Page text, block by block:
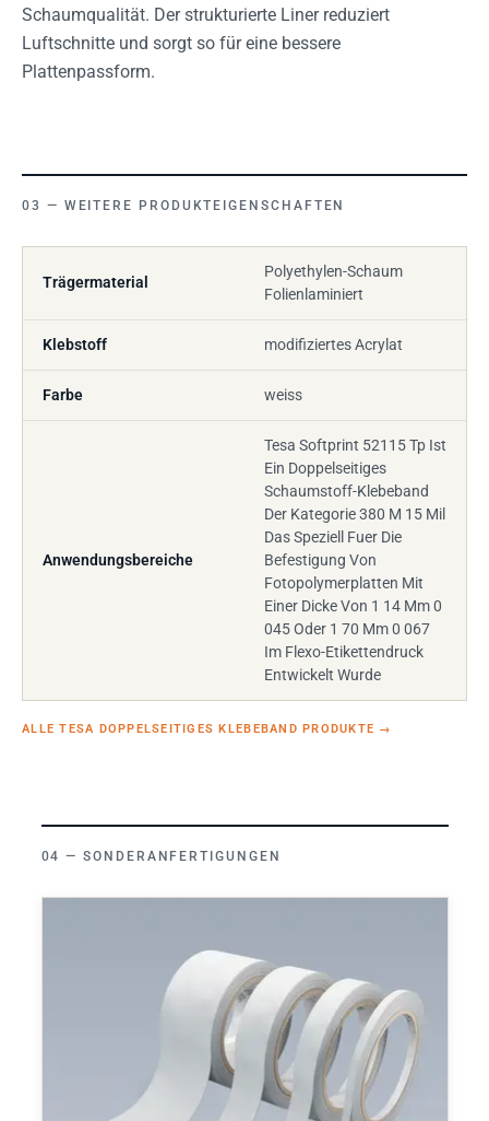
Schaumqualität. Der strukturierte Liner reduziert
Luftschnitte und sorgt so für eine bessere
Plattenpassform.
WEITERE PRODUKTEIGENSCHAFTEN
Trägermaterial
Polyethylen-Schaum
Folienlaminiert
Klebstoff modifiziertes Acrylat
Farbe weiss
Anwendungsbereiche
Tesa Softprint 52115 Tp Ist
Ein Doppelseitiges
Schaumstoff-Klebeband
Der Kategorie 380 M 15 Mil
Das Speziell Fuer Die
Befestigung Von
Fotopolymerplatten Mit
Einer Dicke Von 1 14 Mm 0
045 Oder 1 70 Mm 0 067
Im Flexo-Etikettendruck
Entwickelt Wurde
ALLE TESA DOPPELSEITIGES KLEBEBAND PRODUKTE →
SONDERANFERTIGUNGEN